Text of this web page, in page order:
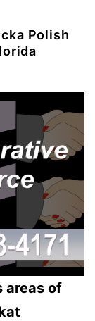
Polish
areas of